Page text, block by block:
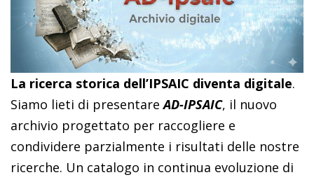
La ricerca storica dell’IPSAIC diventa digitale.
Siamo lieti di presentareAD-IPSAIC, il nuovo
archivio progettato per raccogliere e
condividere parzialmente i risultati delle nostre
ricerche. Un catalogo in continua evoluzione di